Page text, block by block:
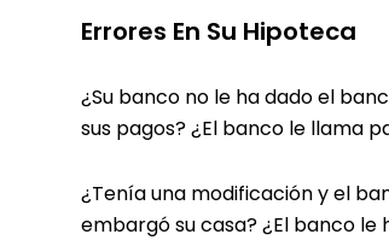
Errores En Su Hipoteca
¿Su banco no le ha dado el
sus pagos? ¿El banco le llama
¿Tenía una modificación y el
embargó su casa? ¿El banco